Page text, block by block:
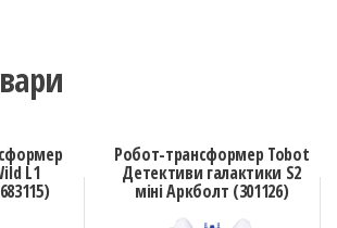
L1
Робот-трансформер Tobot
Детективи галактики S2
міні Аркболт (301126)